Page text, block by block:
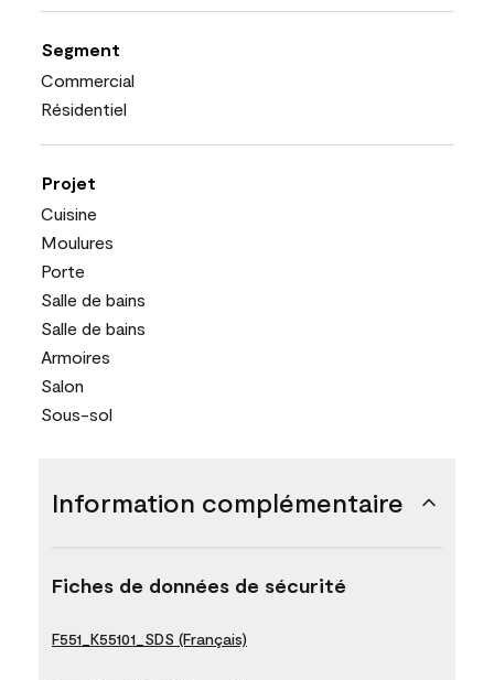
Segment
Commercial
Résidentiel
Projet
Cuisine
Moulures
Porte
Salle de bains
Salle de bains
Armoires
Salon
Sous-sol
Information complémentaire
Fiches de données de sécurité
F551_K55101_SDS (Français)